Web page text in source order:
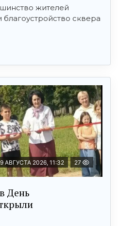
жителей
сквера
9 АВГУСТА 2026, 11:32 27
День